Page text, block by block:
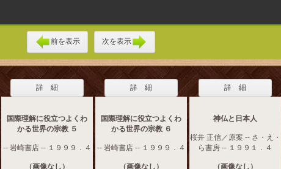
前を表示 次を表示
詳 細
国際理解に役立つよくわ
かる世界の宗教 ５
-- 岩崎書店 -- １９９９．４
（画像なし）
詳 細
国際理解に役立つよくわ
かる世界の宗教 ６
-- 岩崎書店 -- １９９９．４
（画像なし）
詳 細
神仏と日本人
桜井 正信／原案 -- さ・え・
ら書房 -- １９９１．４
（画像なし）